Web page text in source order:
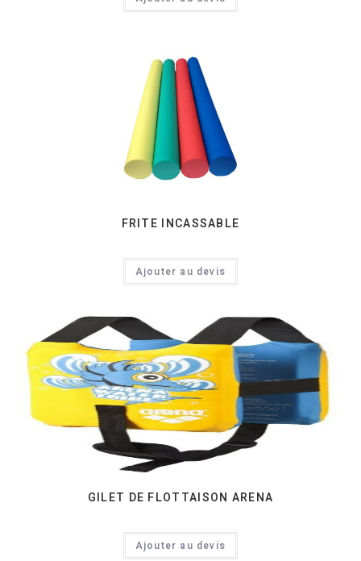
FRITE INCASSABLE
Ajouter au devis
GILET DE FLOTTAISON ARENA
Ajouter au devis